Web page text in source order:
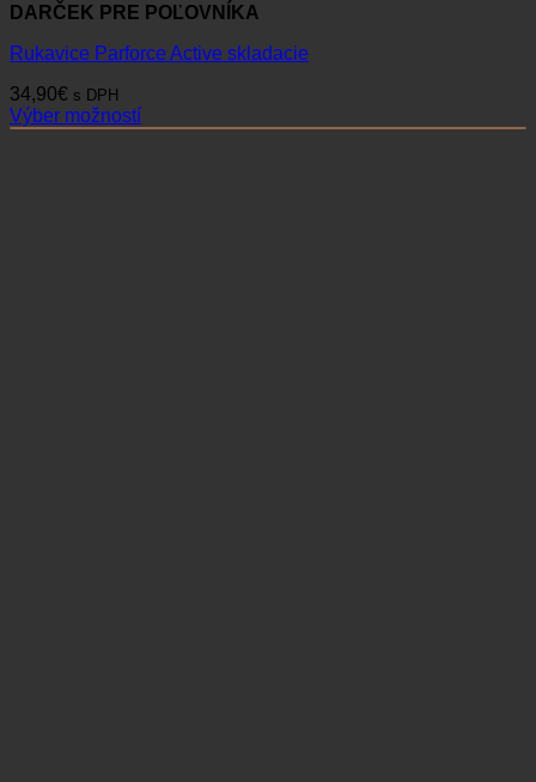
DARČEK PRE POĽOVNÍKA
Rukavice Parforce Active skladacie
34,90€ s DPH
Výber možností
Tento